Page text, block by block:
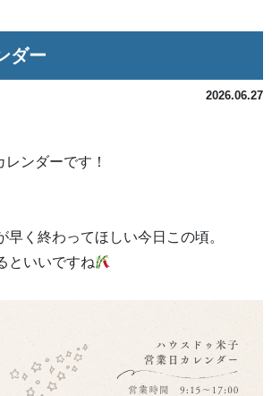
ダー
2026.06.27
ンダーです！
早く終わってほしい今日この頃。
といいですね